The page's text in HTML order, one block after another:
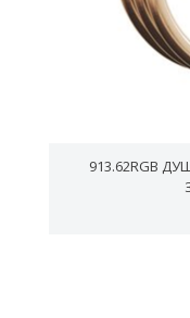
913.62RGB